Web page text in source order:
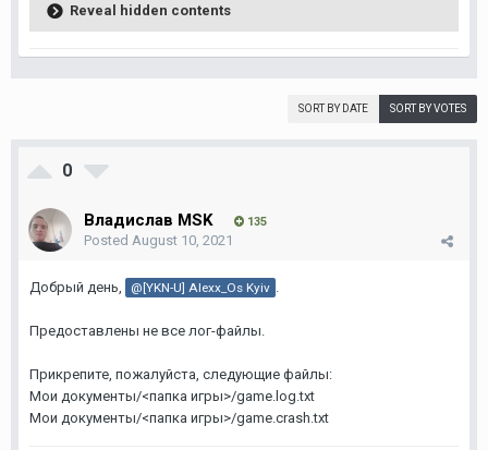
Reveal hidden contents
SORT BY VOTES
SORT BY DATE
0
Владислав MSK 135
Posted August 10, 2021
Добрый день, @[YKN-U] Alexx_Os Kyiv .
Предоставлены не все лог-файлы.
Прикрепите, пожалуйста, следующие файлы:
Мои документы/<папка игры>/game.log.txt
Мои документы/<папка игры>/game.crash.txt